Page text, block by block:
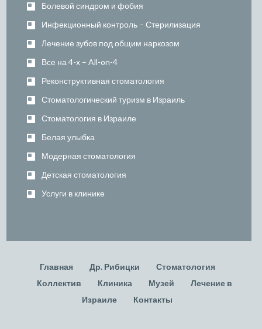
Болевой синдром и фобия
Инфекционный контроль – Стерилизация
Лечение зубов под общим наркозом
Все на 4-х – All-on-4
Реконструктивная стоматология
Стоматологический туризм в Израиль
Стоматология в Израиле
Белая улыбка
Модерная стоматология
Детская стоматология
Услуги в клинике
Главная Др. Рибицки
Стоматология
Коллектив
Клиника Музей
Лечение в
Израиле
Контакты